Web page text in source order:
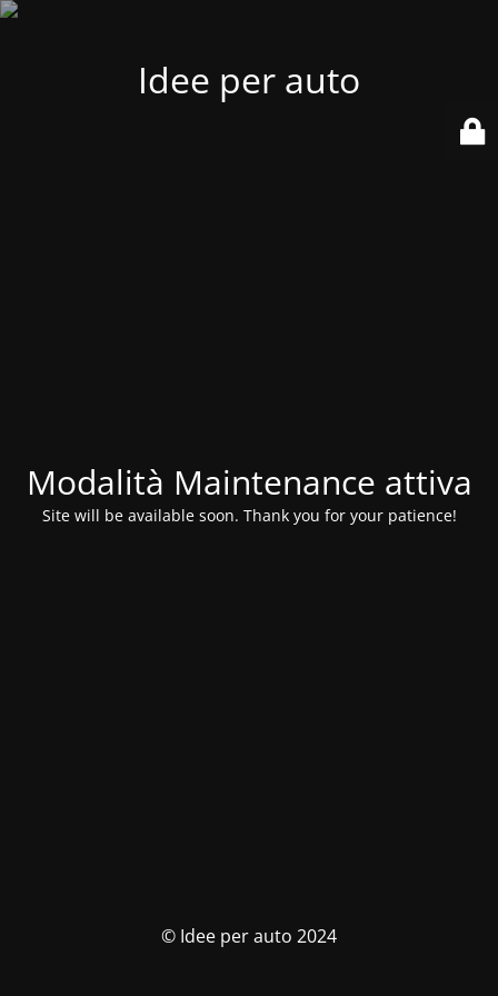
Idee per auto
Modalità Maintenance attiva
Site will be available soon. Thank you for your patience!
© Idee per auto 2024